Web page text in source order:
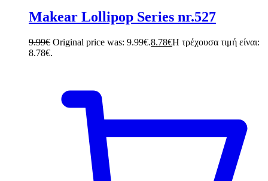
Makear Lollipop Series nr.527
9.99€ Original price was: 9.99€.8.78€Η τρέχουσα τιμή είναι:
8.78€.